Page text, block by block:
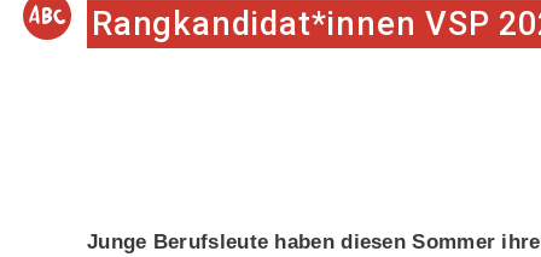
Rangkandidat*innen VSP
Junge Berufsleute haben diesen Sommer